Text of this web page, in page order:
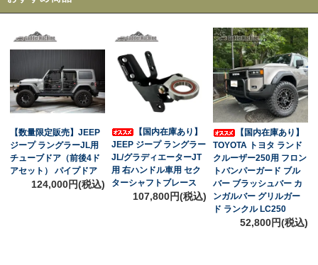
【数量限定販売】JEEP
ジープ ラングラーJL用
チューブドア（前後4ド
アセット） パイプドア
124,000円(税込)
【国内在庫あり】
JEEP ジープ ラングラー
JL/グラディエーターJT
用 右ハンドル車用 セク
ターシャフトブレース
107,800円(税込)
【国内在庫あり】
TOYOTA トヨタ ランド
クルーザー250用 フロン
トバンパーガード ブル
バー ブラッシュバー カ
ンガルバー グリルガー
ド ランクル LC250
52,800円(税込)